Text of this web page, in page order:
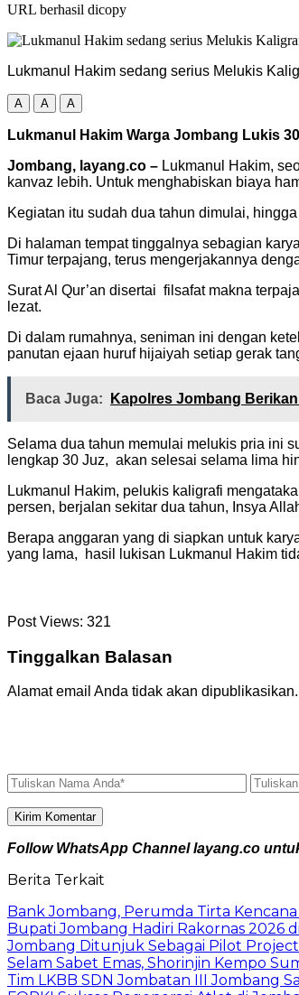
URL berhasil dicopy
Lukmanul Hakim sedang serius Melukis
A A A
Lukmanul Hakim Warga Jombang Lukis
Jombang, layang.co – Lukmanul Hakim,
kanvaz lebih. Untuk menghabiskan biaya
Kegiatan itu sudah dua tahun dimulai,
Di halaman tempat tinggalnya sebagian
Timur terpajang, terus mengerjakannya
Surat Al Qur’an disertai filsafat makna
lezat.
Di dalam rumahnya, seniman ini dengan
panutan ejaan huruf hijaiyah setiap gerak
Baca Juga: Kapolres Jombang
Selama dua tahun memulai melukis pria ini
lengkap 30 Juz, akan selesai selama lima
Lukmanul Hakim, pelukis kaligrafi
persen, berjalan sekitar dua tahun, Insya
Berapa anggaran yang di siapkan untuk
yang lama, hasil lukisan Lukmanul Hakim
Post Views: 321
Tinggalkan Balasan
Alamat email Anda tidak akan dipublikasikan.
Follow WhatsApp Channel layang.co
Berita Terkait
Bank Jombang, Perumda Tirta
Bupati Jombang Hadiri Rakornas 2026
Jombang Ditunjuk Sebagai Pilot
Selam Sabet Emas, Shorinjin Kempo
Tim LKBB SDN Jombatan III Jombang